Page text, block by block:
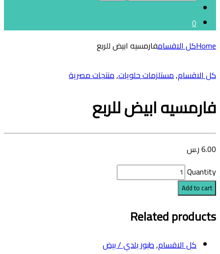
0
Homeكل الاقسامفارمسيه ابيض للربع
كل الاقسام,مستلزمات حلويات,منتجات مصرية
فارمسيه ابيض للربع
6.00ر.س
Quantity
Add to cart
Related products
كل الاقسام,طيور بلدي / بيض